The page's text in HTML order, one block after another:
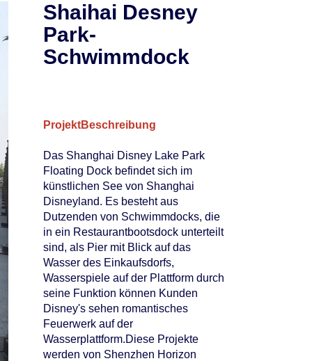
Shaihai Desney
Park-
Schwimmdock
ProjektBeschreibung
Das Shanghai Disney Lake Park
Floating Dock befindet sich im
künstlichen See von Shanghai
Disneyland. Es besteht aus
Dutzenden von Schwimmdocks, die
in ein Restaurantbootsdock unterteilt
sind, als Pier mit Blick auf das
Wasser des Einkaufsdorfs,
Wasserspiele auf der Plattform durch
seine Funktion können Kunden
Disney's sehen romantisches
Feuerwerk auf der
Wasserplattform.Diese Projekte
werden von Shenzhen Horizon